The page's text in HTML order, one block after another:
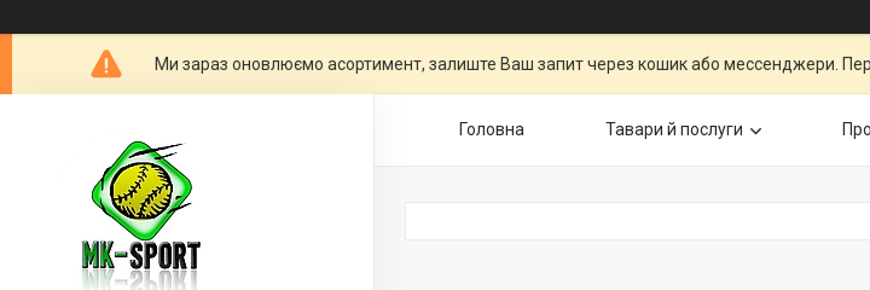
Ми зараз оновлюємо асортимент, залиште Ваш запит через кошик або мессенджери.
Головна Тавари й послуги